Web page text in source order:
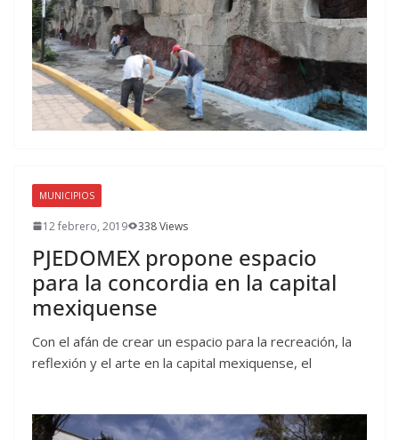
MUNICIPIOS
12 febrero, 2019 338 Views
PJEDOMEX propone espacio
para la concordia en la capital
mexiquense
Con el afán de crear un espacio para la recreación, la
reflexión y el arte en la capital mexiquense, el